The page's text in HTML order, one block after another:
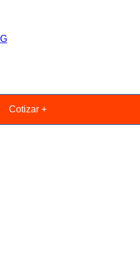
Cotizar +